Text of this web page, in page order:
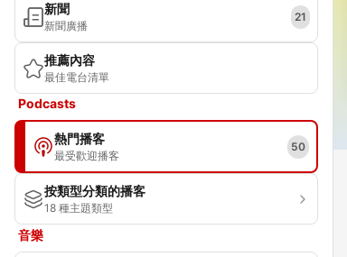
新聞
新聞廣播
21
推薦內容
最佳電台清單
Podcasts
熱門播客
最受歡迎播客
50
按類型分類的播客
18 種主題類型
音樂